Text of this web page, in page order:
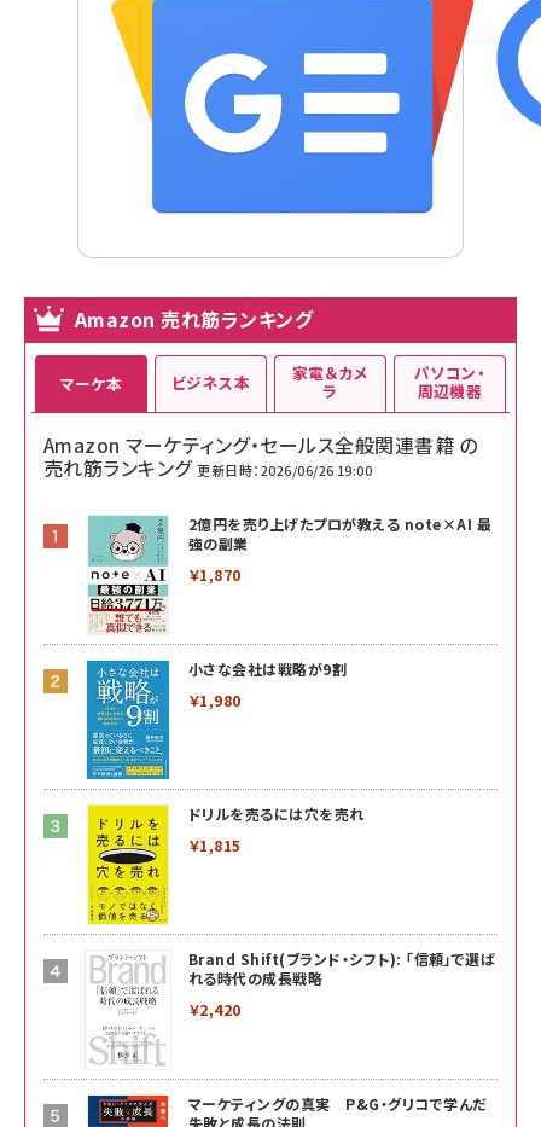
Amazon 売れ筋ランキング
マーケ本
Amazon マーケティング・セールス全般関連書籍 の
売れ筋ランキング 更新日時：2026/06/26 19:00
2億円を売り上げたプロが教える note×AI 最
強の副業
￥1,870
小さな会社は戦略が9割
￥1,980
ドリルを売るには穴を売れ
￥1,815
Brand Shift(ブランド・シフト): 「信頼」で選ば
れる時代の成長戦略
￥2,420
マーケティングの真実 P&G・グリコで学んだ
失敗と成長の法則
ビジネス本 家電＆カメ
ラ
パソコン・
周辺機器